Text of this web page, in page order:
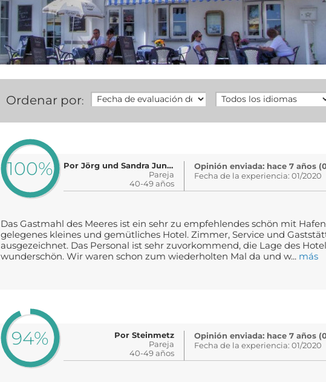
Ordenar por:
100%
Por Jörg und Sandra Jungnickel
Pareja
40-49 años
Opinión enviada: hace 7 años
Fecha de la experiencia: 01/2020
Das Gastmahl des Meeres ist ein sehr zu empfehlendes schön mit
gelegenes kleines und gemütliches Hotel. Zimmer, Service und
ausgezeichnet. Das Personal ist sehr zuvorkommend, die Lage des
wunderschön. Wir waren schon zum wiederholten Mal da und w... más
94%
Por Steinmetz
Pareja
40-49 años
Opinión enviada: hace 7 años
Fecha de la experiencia: 01/2020